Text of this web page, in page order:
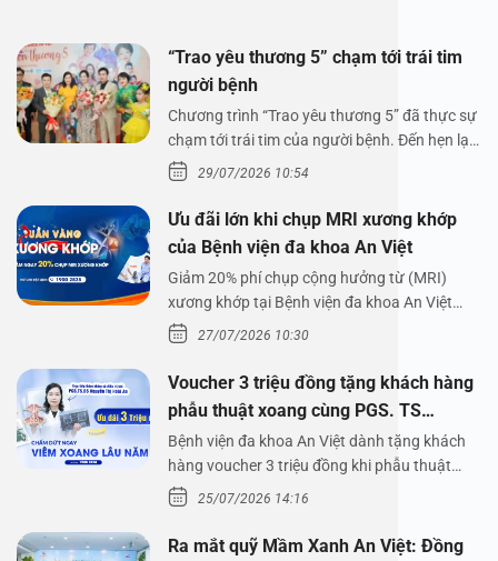
“Trao yêu thương 5” chạm tới trái tim
người bệnh
Chương trình “Trao yêu thương 5” đã thực sự
chạm tới trái tim của người bệnh. Đến hẹn lại
lên,…29/07/2026 10:54
Ưu đãi lớn khi chụp MRI xương khớp
của Bệnh viện đa khoa An Việt
Giảm 20% phí chụp cộng hưởng từ (MRI)
xương khớp tại Bệnh viện đa khoa An Việt
Bệnh viện đa…
27/07/2026 10:30
Voucher 3 triệu đồng tặng khách hàng
phẫu thuật xoang cùng PGS. TS
Nguyễn Thị Hoài An
Bệnh viện đa khoa An Việt dành tặng khách
hàng voucher 3 triệu đồng khi phẫu thuật
xoang cùng PGS.…
25/07/2026 14:16
Ra mắt quỹ Mầm Xanh An Việt: Đồng